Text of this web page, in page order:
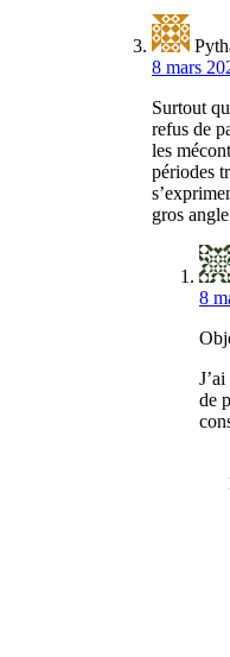
8 mars
Surtout
refus de
les
périodes
gros
8
de